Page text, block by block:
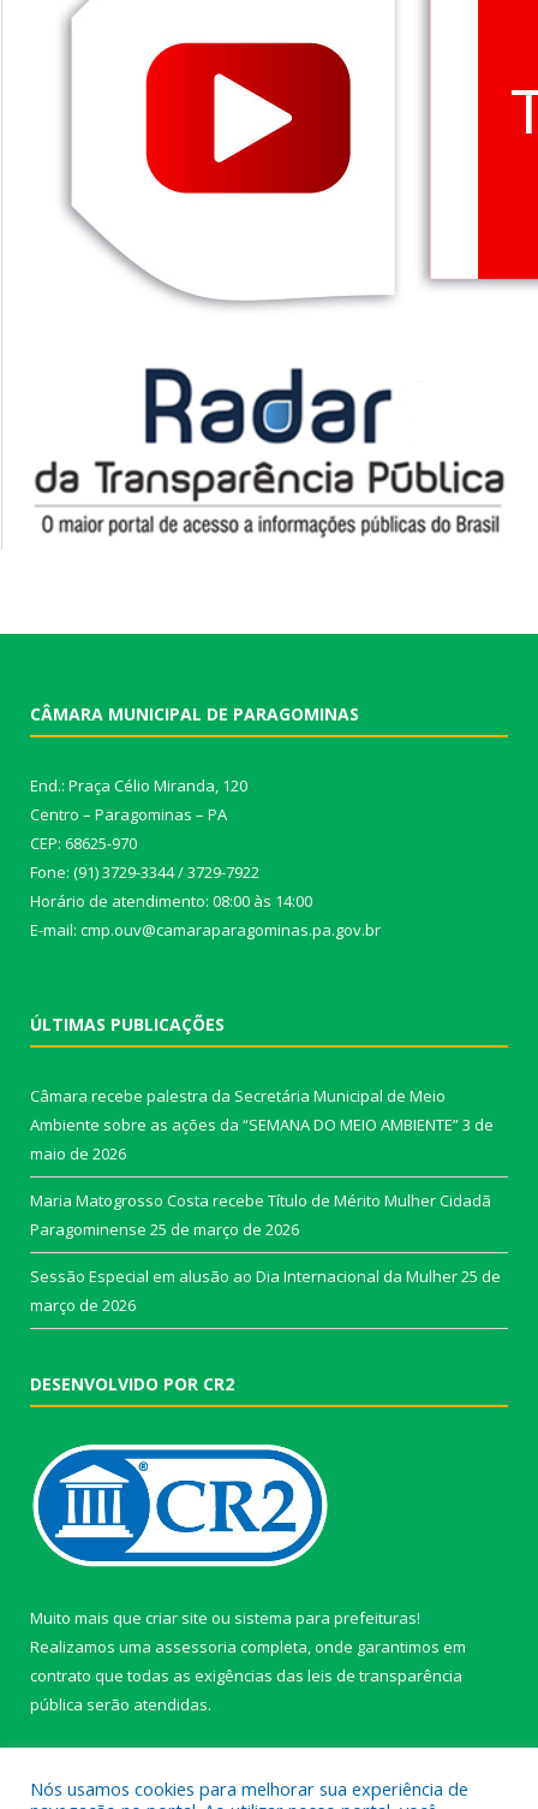
CÂMARA MUNICIPAL DE PARAGOMINAS
End.: Praça Célio Miranda, 120
Centro – Paragominas – PA
CEP: 68625-970
Fone: (91) 3729-3344 / 3729-7922
Horário de atendimento: 08:00 às 14:00
E-mail: cmp.ouv@camaraparagominas.pa.gov.br
ÚLTIMAS PUBLICAÇÕES
Câmara recebe palestra da Secretária Municipal de Meio
Ambiente sobre as ações da “SEMANA DO MEIO AMBIENTE”3 de
maio de 2026
Maria Matogrosso Costa recebe Título de Mérito Mulher Cidadã
Paragominense 25 de março de 2026
Sessão Especial em alusão ao Dia Internacional da Mulher25 de
março de 2026
DESENVOLVIDO POR CR2
Muito mais que criar site ou sistema para prefeituras!
Realizamos uma assessoria completa, onde garantimos em
contrato que todas as exigências das leis de transparência
pública serão atendidas.
Nós usamos cookies para melhorar sua experiência de